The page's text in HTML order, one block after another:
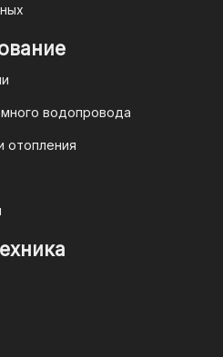
Россия" Вы можете
что мы действуем
Российской
права, как
(котлы, газовые
вызывать
запуск
водопровода
отопления